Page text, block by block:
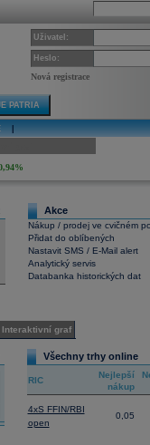
Uživatel:
Heslo:
Nová registrace
PATRIA
Akce
Nákup / prodej ve cvičném
Přidat do oblíbených
Nastavit SMS / E-Mail alert
Analytický servis
Databanka historických dat
Interaktivní graf
Všechny trhy online
RIC
Nejlepší
nákup
4xS FFIN/RBI
open
0,05